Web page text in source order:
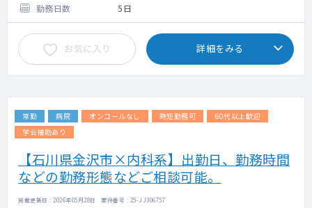
勤務日数
5日
お気に入り 詳細をみる
常勤 病院 オンコールなし 時短勤務可
60代以上歓迎
学会補助あり
【石川県金沢市×内科系】出勤日、勤務時間
などの勤務形態などご相談可能。
掲載更新日 : 2026年05月28日 案件番号 : 25-JJ306757